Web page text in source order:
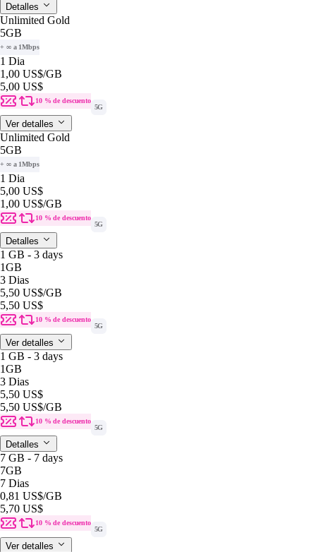
Detalles
Unlimited Gold
5GB
+ ∞ a 1Mbps
1 Dia
1,00 US$/GB
5,00 US$
10 % de descuento
5G
Ver detalles
Unlimited Gold
5GB
+ ∞ a 1Mbps
1 Dia
5,00 US$
1,00 US$/GB
10 % de descuento
5G
Detalles
1 GB - 3 days
1GB
3 Dias
5,50 US$/GB
5,50 US$
10 % de descuento
5G
Ver detalles
1 GB - 3 days
1GB
3 Dias
5,50 US$
5,50 US$/GB
10 % de descuento
5G
Detalles
7 GB - 7 days
7GB
7 Dias
0,81 US$/GB
5,70 US$
10 % de descuento
5G
Ver detalles